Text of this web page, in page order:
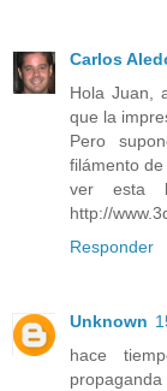
Carlos
Hola Juan,
que la
Pero
filámento
ver esta
http://
Responder
Unknown
hace